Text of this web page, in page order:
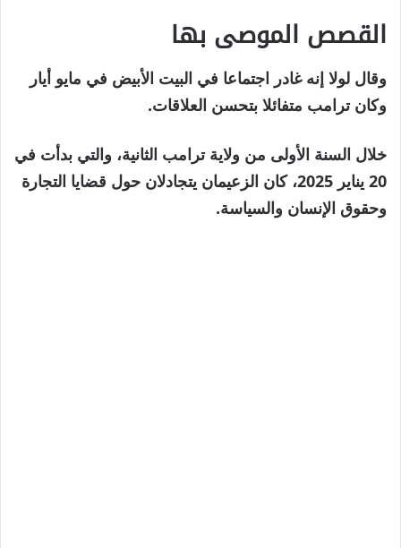
القصص الموصى بها
قائمة
من
عناصر
نهاية
القائمة
وقال لولا إنه غادر اجتماعا في البيت الأبيض في مايو أيار
وكان ترامب متفائلا بتحسن العلاقات.
خلال السنة الأولى من ولاية ترامب الثانية، والتي بدأت في
20 يناير 2025، كان الزعيمان يتجادلان حول قضايا التجارة
وحقوق الإنسان والسياسة.